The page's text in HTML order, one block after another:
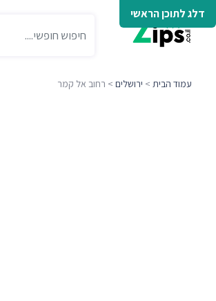
דלג לתוכן הראשי
עמוד הבית > ירושלים > רחוב אל קמר